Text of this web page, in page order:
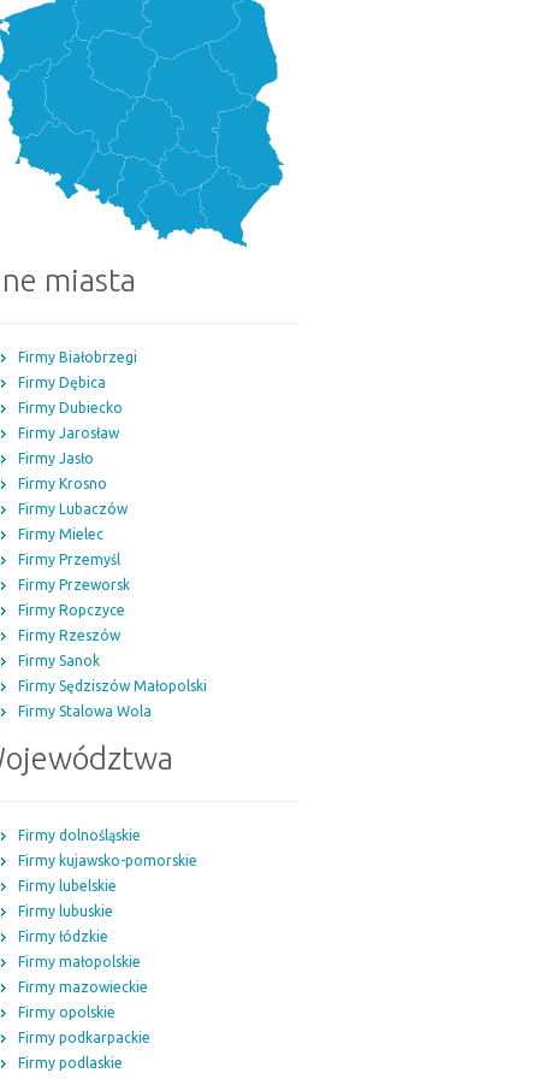
miasta
Firmy Białobrzegi
Firmy Dębica
Firmy Dubiecko
Firmy Jarosław
Firmy Jasło
Firmy Krosno
Firmy Lubaczów
Firmy Mielec
Firmy Przemyśl
Firmy Przeworsk
Firmy Ropczyce
Firmy Rzeszów
Firmy Sanok
Firmy Sędziszów Małopolski
Firmy Stalowa Wola
Firmy dolnośląskie
Firmy kujawsko-pomorskie
Firmy lubelskie
Firmy lubuskie
Firmy łódzkie
Firmy małopolskie
Firmy mazowieckie
Firmy opolskie
Firmy podkarpackie
Firmy podlaskie